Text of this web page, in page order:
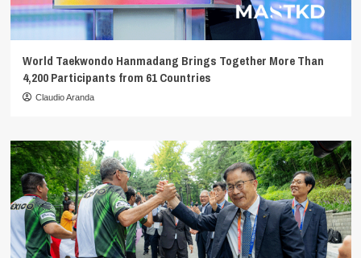
World Taekwondo Hanmadang Brings Together More Than
4,200 Participants from 61 Countries
Claudio Aranda